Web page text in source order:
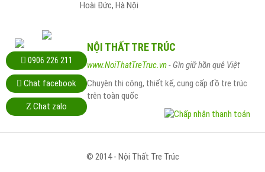
Hoài Ðức, Hà Nội
NỘI THẤT TRE TRÚC
www.NoiThatTreTruc.vn- Gìn giữ hồn quê Việt
Chuyên thi công, thiết kế, cung cấp đồ tre trúc
trên toàn quốc
© 2014 - Nội Thất Tre Trúc
0906 226 211
Chat facebook
ZChat zalo